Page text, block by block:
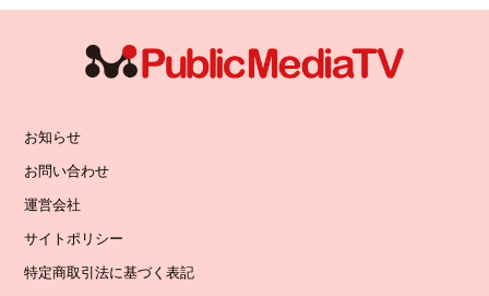
お知らせ
お問い合わせ
運営会社
サイトポリシー
特定商取引法に基づく表記